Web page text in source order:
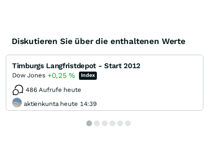
Diskutieren Sie über die enthaltenen Werte
Timburgs Langfristdepot - Start 2012
Dow Jones +0,25% Index
486 Aufrufe heute
aktienkunta heute 14:39